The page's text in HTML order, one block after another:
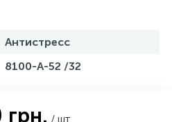
Антистресс
8100-А-52 /32
грн. / шт